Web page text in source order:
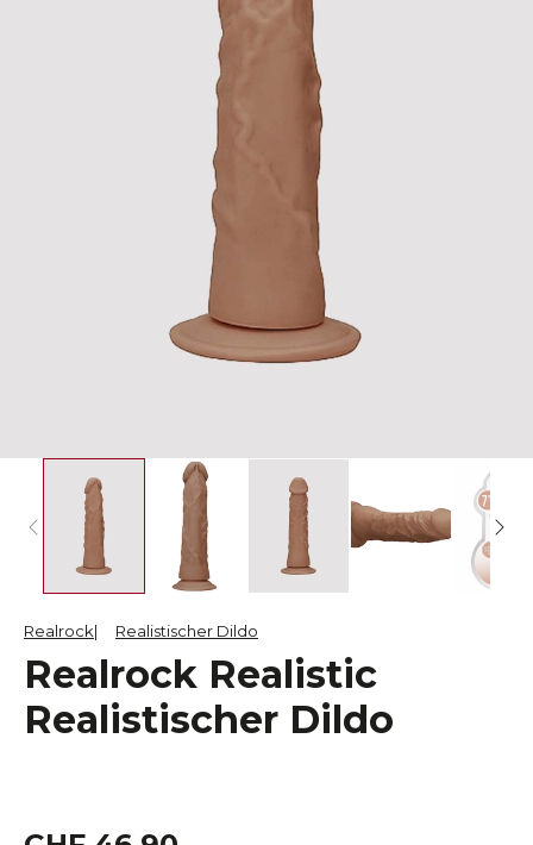
Realrock Realistischer Dildo
Realrock Realistic
Realistischer Dildo